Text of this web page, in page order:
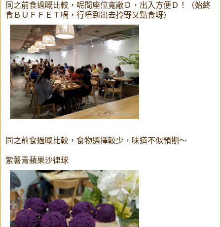
同之前食過嘅比較，呢間座位寬敞Ｄ，出入方便Ｄ！（始終
食ＢＵＦＦＥＴ喎，行唔到出去拎野又點食呀）
同之前食過嘅比較，食物選擇較少，味道不似預期～
紫薯青蘋果沙律球